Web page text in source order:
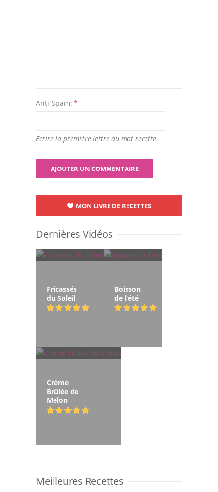
Anti-Spam: *
Ecrire la première lettre du mot recette.
MON LIVRE DE RECETTES
Dernières Vidéos
Fricassés
du Soleil
Boisson
de l’été
Crème
Brûlée de
Melon
Meilleures Recettes